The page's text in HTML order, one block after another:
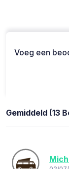
Voeg een
Gemiddeld (13